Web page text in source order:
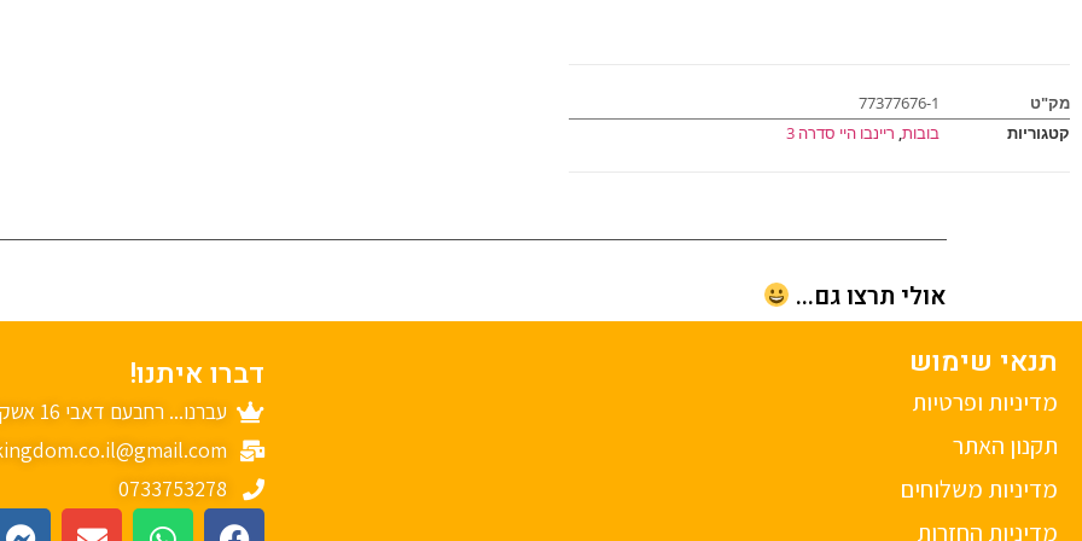
מק"ט
77377676-1
קטגוריות
בובות, ריינבו היי סדרה 3
אולי תרצו גם...
תנאי שימוש
מדיניות ופרטיות
תקנון האתר
מדיניות משלוחים
מדיניות החזרות
דברו איתנו!
עברנו... רחבעם דאבי 16 אשקלון
0733753278